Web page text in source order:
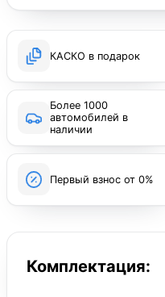
КАСКО в подарок
Более 1000
автомобилей в
наличии
Первый взнос от 0%
Комплектация: